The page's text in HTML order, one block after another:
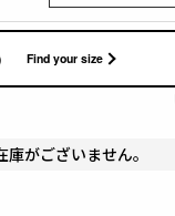
Find your size
がございません。